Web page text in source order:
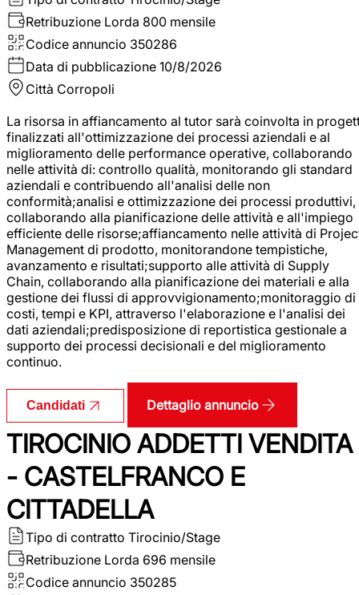
Retribuzione Lorda 800 mensile
Codice annuncio 350286
Data di pubblicazione 10/8/2026
Città Corropoli
La risorsa in affiancamento al tutor sarà coinvolta in
finalizzati all'ottimizzazione dei processi aziendali e al
miglioramento delle performance operative, collaborando
nelle attività di: controllo qualità, monitorando gli standard
aziendali e contribuendo all'analisi delle non
conformità;analisi e ottimizzazione dei processi produttivi,
collaborando alla pianificazione delle attività e all'impiego
efficiente delle risorse;affiancamento nelle attività di
Management di prodotto, monitorandone tempistiche,
avanzamento e risultati;supporto alle attività di Supply
Chain, collaborando alla pianificazione dei materiali e alla
gestione dei flussi di approvvigionamento;monitoraggio di
costi, tempi e KPI, attraverso l'elaborazione e l'analisi dei
dati aziendali;predisposizione di reportistica gestionale a
supporto dei processi decisionali e del miglioramento
continuo.
Candidati Dettaglio annuncio
TIROCINIO ADDETTI VENDITA
- CASTELFRANCO E
CITTADELLA
Tipo di contratto Tirocinio/Stage
Retribuzione Lorda 696 mensile
Codice annuncio 350285